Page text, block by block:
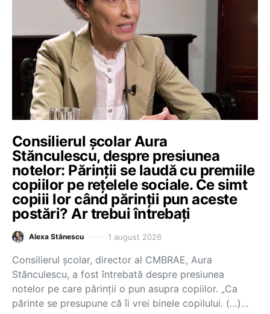
Consilierul școlar Aura
Stănculescu, despre presiunea
notelor: Părinții se laudă cu premiile
copiilor pe rețelele sociale. Ce simt
copiii lor când părinții pun aceste
postări? Ar trebui întrebați
Alexa Stănescu 1 august 2026
Consilierul școlar, director al CMBRAE, Aura
Stănculescu, a fost întrebată despre presiunea
notelor pe care părinții o pun asupra copiilor. „Ca
părinte se presupune că îi vrei binele copilului. (…)…